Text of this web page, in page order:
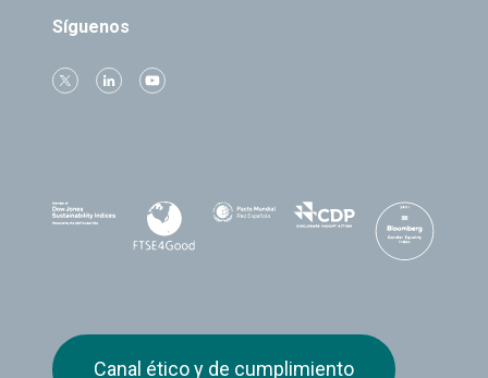
Síguenos
Canal ético y de cumplimiento